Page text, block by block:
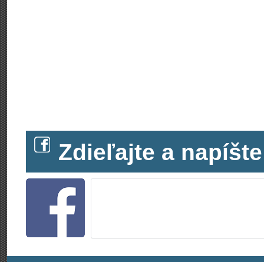
Zdieľajte a